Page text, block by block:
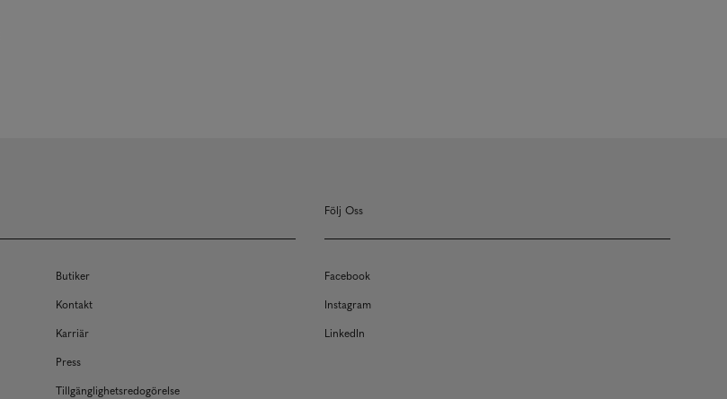
Butiker
Kontakt
Karriär
Press
Tillgänglighetsredogörelse
Följ Oss
Facebook
Instagram
LinkedIn